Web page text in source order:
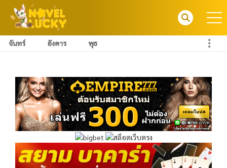
จันทร์ อังคาร พุธ